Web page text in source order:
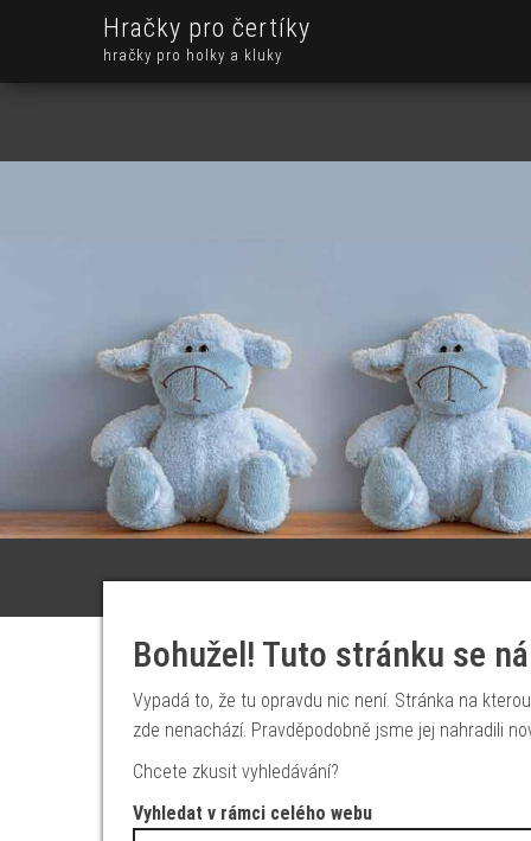
Hračky pro čertíky
hračky pro holky a kluky
Bohužel! Tuto stránku se
Vypadá to, že tu opravdu nic není. Stránka na
zde nenachází. Pravděpodobně jsme jej nahradili
Chcete zkusit vyhledávání?
Vyhledat v rámci celého webu